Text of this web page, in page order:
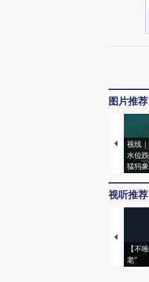
图片推荐
视线
水位
猛犸
视听推荐
【不
老”